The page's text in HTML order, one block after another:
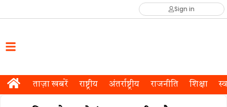
Sign in
ताज़ा खबरें राष्ट्रीय अंतर्राष्ट्रीय राजनीति शिक्षा